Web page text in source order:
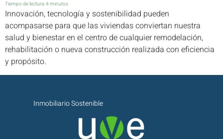
Tiempo de lectura:4 minutos
Innovación, tecnología y sostenibilidad pueden
acompasarse para que las viviendas conviertan nuestra
salud y bienestar en el centro de cualquier remodelación,
rehabilitación o nueva construcción realizada con eficiencia
y propósito.
Inmobiliario Sostenible